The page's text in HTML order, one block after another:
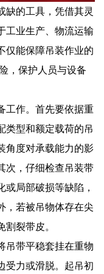
缺的工具，凭借其灵
工业生产、物流运输
仅能保障吊装作业的
，保护人员与设备
工作。首先要依据重
类型和额定载荷的吊
角度对承载能力的影
次，仔细检查吊装带
局部破损等缺陷，
，若被吊物体存在尖
裂带皮。
带平稳套挂在重物
受力或滑脱。起吊初